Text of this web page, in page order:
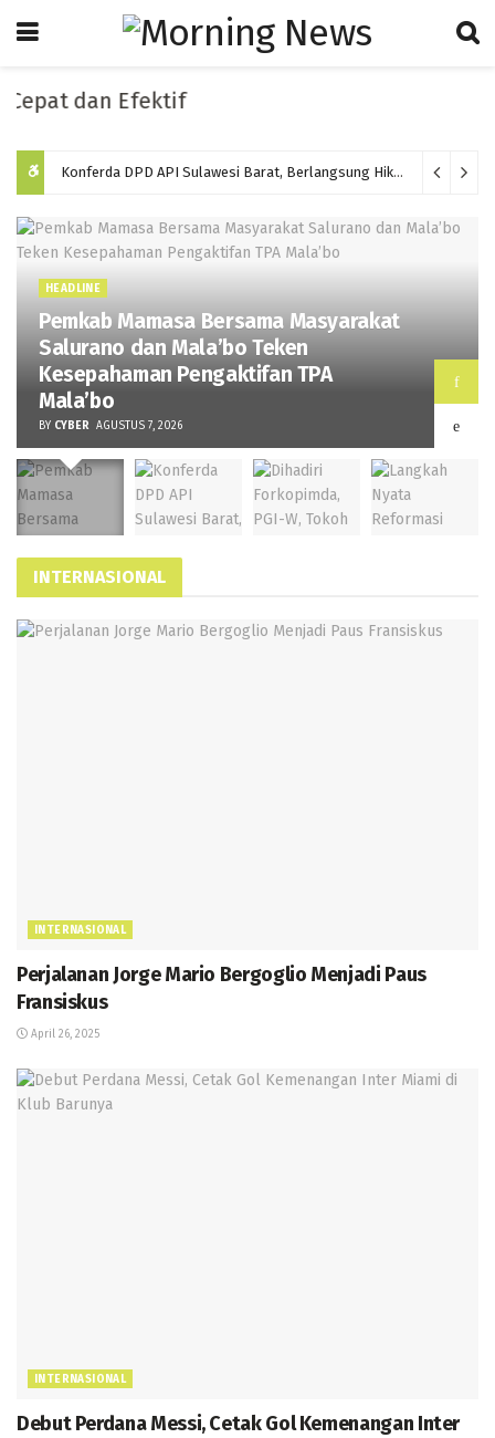
dan Efektif
Konferda DPD API Sulawesi Barat, Berlangsung Hikmat dan Memilih Ketua Baru Periode 2026-2031
HEADLINE
Pemkab Mamasa Bersama Masyarakat
Salurano dan Mala’bo Teken
Kesepahaman Pengaktifan TPA
Mala’bo
BY CYBER AGUSTUS 7, 2026
INTERNASIONAL
INTERNASIONAL
Perjalanan Jorge Mario Bergoglio Menjadi Paus
Fransiskus
April 26, 2025
INTERNASIONAL
Debut Perdana Messi, Cetak Gol Kemenangan Inter